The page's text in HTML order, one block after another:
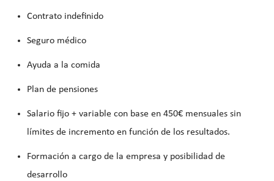
Contrato indefinido
Seguro médico
Ayuda a la comida
Plan de pensiones
Salario fijo + variable con base en 450€ mensuales sin
límites de incremento en función de los resultados.
Formación a cargo de la empresa y posibilidad de
desarrollo